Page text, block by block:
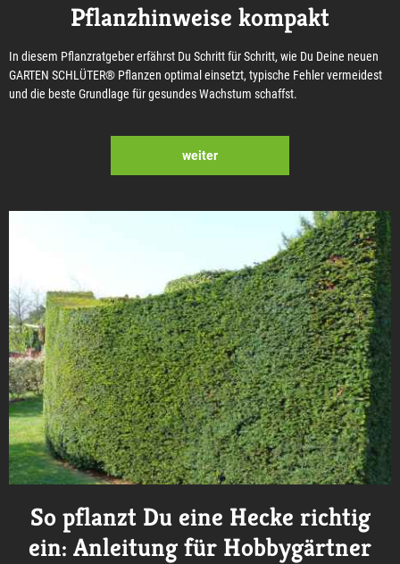
Pflanzhinweise kompakt
In diesem Pflanzratgeber erfährst Du Schritt für Schritt, wie Du Deine neuen
GARTEN SCHLÜTER® Pflanzen optimal einsetzt, typische Fehler vermeidest
und die beste Grundlage für gesundes Wachstum schaffst.
weiter
So pflanzt Du eine Hecke richtig
ein: Anleitung für Hobbygärtner